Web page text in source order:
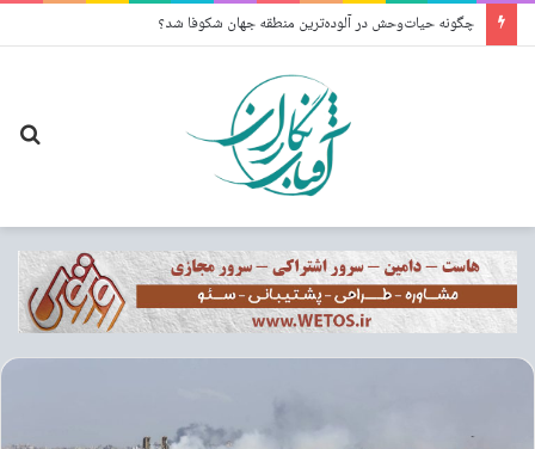
چگونه حیات‌وحش در آلوده‌ترین منطقه جهان شکوفا شد؟